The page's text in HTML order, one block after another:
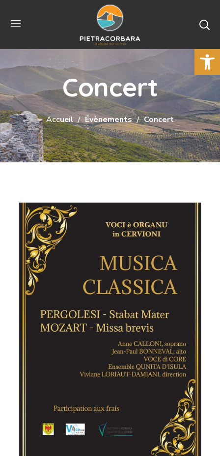
Ouvrir
Concert
Accueil Évènements Concert